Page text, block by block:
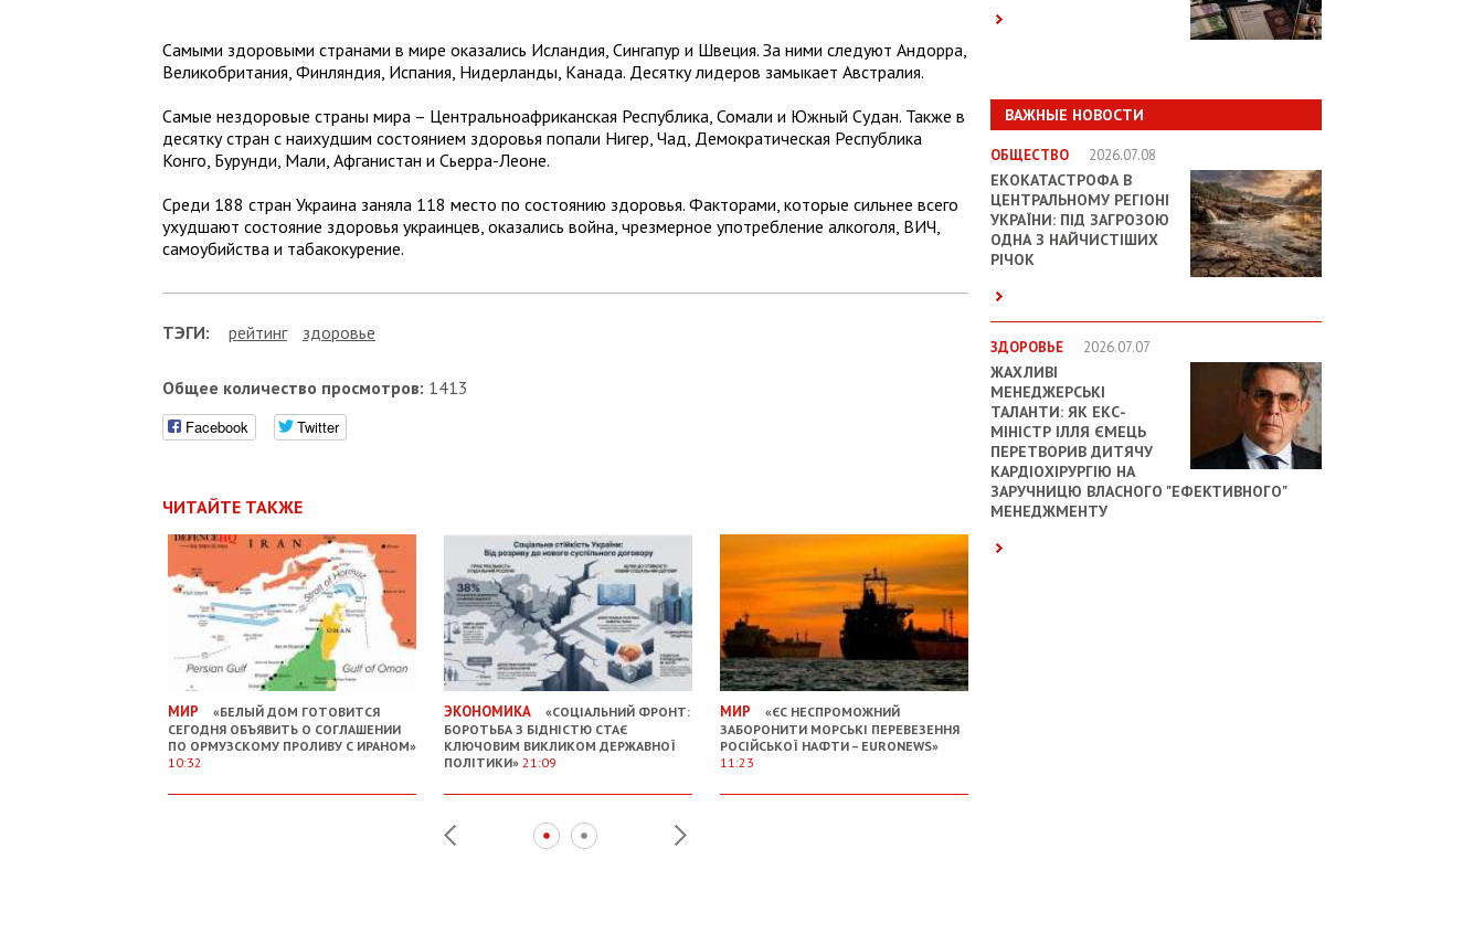
ВАЖНЫЕ НОВОСТИ
ОБЩЕСТВО 2026.07.08
ЕКОКАТАСТРОФА В
ЦЕНТРАЛЬНОМУ РЕГІОНІ
УКРАЇНИ: ПІД ЗАГРОЗОЮ
ОДНА З НАЙЧИСТІШИХ
РІЧОК
ЗДОРОВЬЕ 2026.07.07
ЖАХЛИВІ
МЕНЕДЖЕРСЬКІ
ТАЛАНТИ: ЯК ЕКС-
МІНІСТР ІЛЛЯ ЄМЕЦЬ
ПЕРЕТВОРИВ ДИТЯЧУ
КАРДІОХІРУРГІЮ НА
ЗАРУЧНИЦЮ ВЛАСНОГО "ЕФЕКТИВНОГО"
МЕНЕДЖМЕНТУ
Самыми здоровыми странами в мире оказались Исландия, Сингапур и Швеция. За ними следуют Андорра,
Великобритания, Финляндия, Испания, Нидерланды, Канада. Десятку лидеров замыкает Австралия.
Самые нездоровые страны мира – Центральноафриканская Республика, Сомали и Южный Судан. Также в
десятку стран с наихудшим состоянием здоровья попали Нигер, Чад, Демократическая Республика
Конго, Бурунди, Мали, Афганистан и Сьерра-Леоне.
Среди 188 стран Украина заняла 118 место по состоянию здоровья. Факторами, которые сильнее всего
ухудшают состояние здоровья украинцев, оказались война, чрезмерное употребление алкоголя, ВИЧ,
самоубийства и табакокурение.
ТЭГИ: рейтинг здоровье
Общее количество просмотров: 1413
Facebook Twitter
ЧИТАЙТЕ ТАКЖЕ
МИР
«БЕЛЫЙ ДОМ ГОТОВИТСЯ
СЕГОДНЯ ОБЪЯВИТЬ О СОГЛАШЕНИИ
ПО ОРМУЗСКОМУ ПРОЛИВУ С ИРАНОМ»
10:32
ЭКОНОМИКА
«СОЦІАЛЬНИЙ ФРОНТ:
БОРОТЬБА З БІДНІСТЮ СТАЄ
КЛЮЧОВИМ ВИКЛИКОМ ДЕРЖАВНОЇ
ПОЛІТИКИ» 21:09
МИР
«ЄС НЕСПРОМОЖНИЙ
ЗАБОРОНИТИ МОРСЬКІ ПЕРЕВЕЗЕННЯ
РОСІЙСЬКОЇ НАФТИ – EURONEWS»
11:23